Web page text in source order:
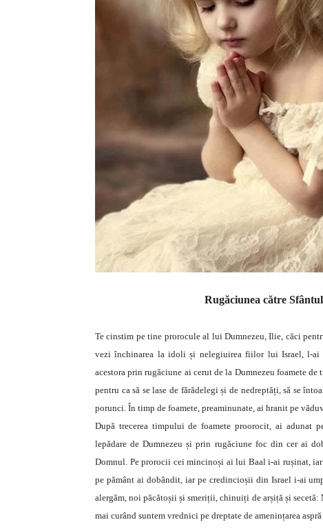
Rugăciunea către
Te cinstim pe tine prorocule al lui Dumnezeu, Ilie, căci
vezi închinarea la idoli și nelegiuirea fiilor lui Israel, l-ai
acestora prin rugăciune ai cerut de la Dumnezeu foamete
pentru ca să se lase de fărădelegi și de nedreptăți, să se
porunci. În timp de foamete, preaminunate, ai hranit pe
După trecerea timpului de foamete proorocit, ai adunat
lepădare de Dumnezeu și prin rugăciune foc din cer ai
Domnul. Pe prorocii cei mincinoși ai lui Baal i-ai rușinat,
pe pământ ai dobândit, iar pe credincioșii din Israel i-ai
alergăm, noi păcătoșii și smeriții, chinuiți de arșiță și
mai curând suntem vrednici pe dreptate de amenințarea